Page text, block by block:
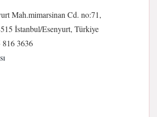
Mah.mimarsinan Cd. no:71,
İstanbul/Esenyurt, Türkiye
816 3636